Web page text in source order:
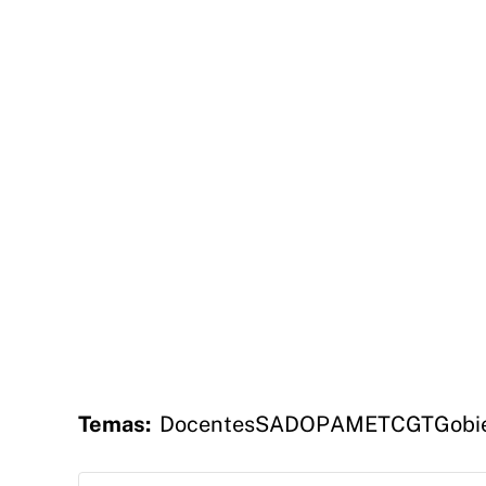
Temas: DocentesSADOPAMETCGT